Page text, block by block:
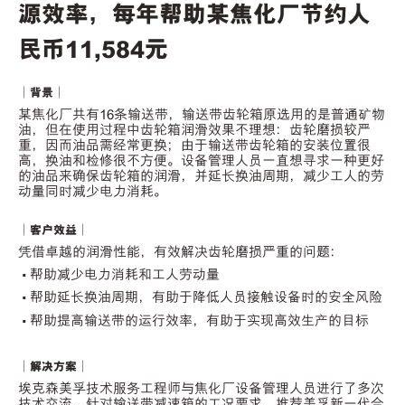
源效率，每年帮助某焦化厂节约人
民币11,584元
｜背景｜
某焦化厂共有16条输送带，输送带齿轮箱原选用的是普通矿物
油，但在使用过程中齿轮箱润滑效果不理想：齿轮磨损较严
重，因而油品需经常更换；由于输送带齿轮箱的安装位置很
高，换油和检修很不方便。设备管理人员一直想寻求一种更好
的油品来确保齿轮箱的润滑，并延长换油周期，减少工人的劳
动量同时减少电力消耗。
｜客户效益｜
凭借卓越的润滑性能，有效解决齿轮磨损严重的问题：
• 帮助减少电力消耗和工人劳动量
• 帮助延长换油周期，有助于降低人员接触设备时的安全风险
• 帮助提高输送带的运行效率，有助于实现高效生产的目标
｜解决方案｜
埃克森美孚技术服务工程师与焦化厂设备管理人员进行了多次